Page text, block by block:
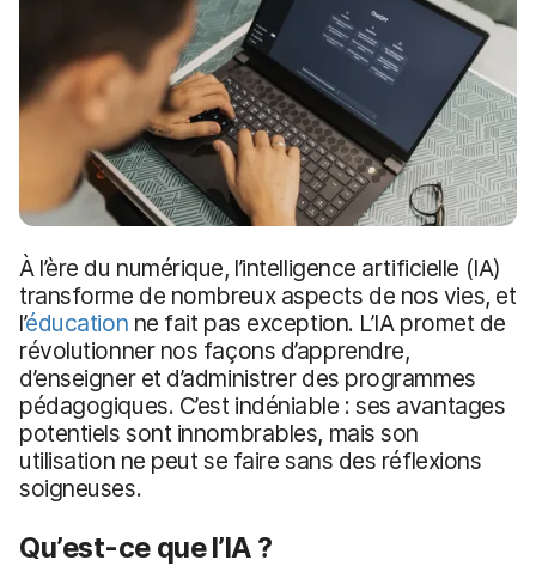
À l’ère du numérique, l’intelligence artificielle (IA)
transforme de nombreux aspects de nos vies, et
l’éducation ne fait pas exception. L’IA promet de
révolutionner nos façons d’apprendre,
d’enseigner et d’administrer des programmes
pédagogiques. C’est indéniable : ses avantages
potentiels sont innombrables, mais son
utilisation ne peut se faire sans des réflexions
soigneuses.
Qu’est-ce que l’IA ?